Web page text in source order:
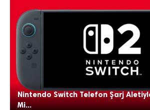
Nintendo Switch Telefon Şarj
Mi...